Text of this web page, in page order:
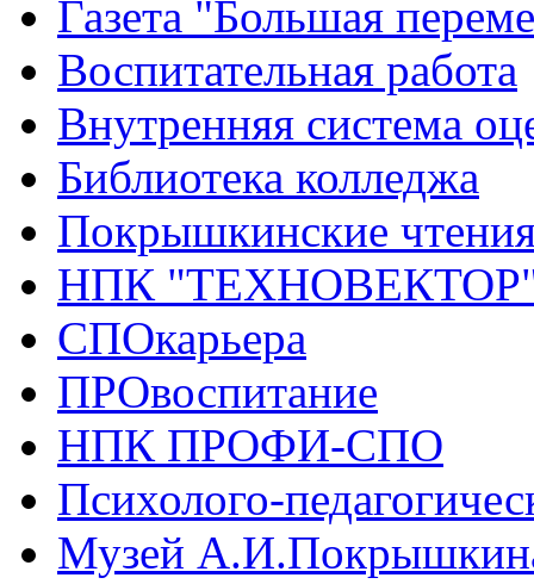
Газета "Большая
Воспитательная работа
Внутренняя система
Библиотека колледжа
Покрышкинские
НПК
СПОкарьера
ПРОвоспитание
НПК ПРОФИ-СПО
Психолого-
Музей